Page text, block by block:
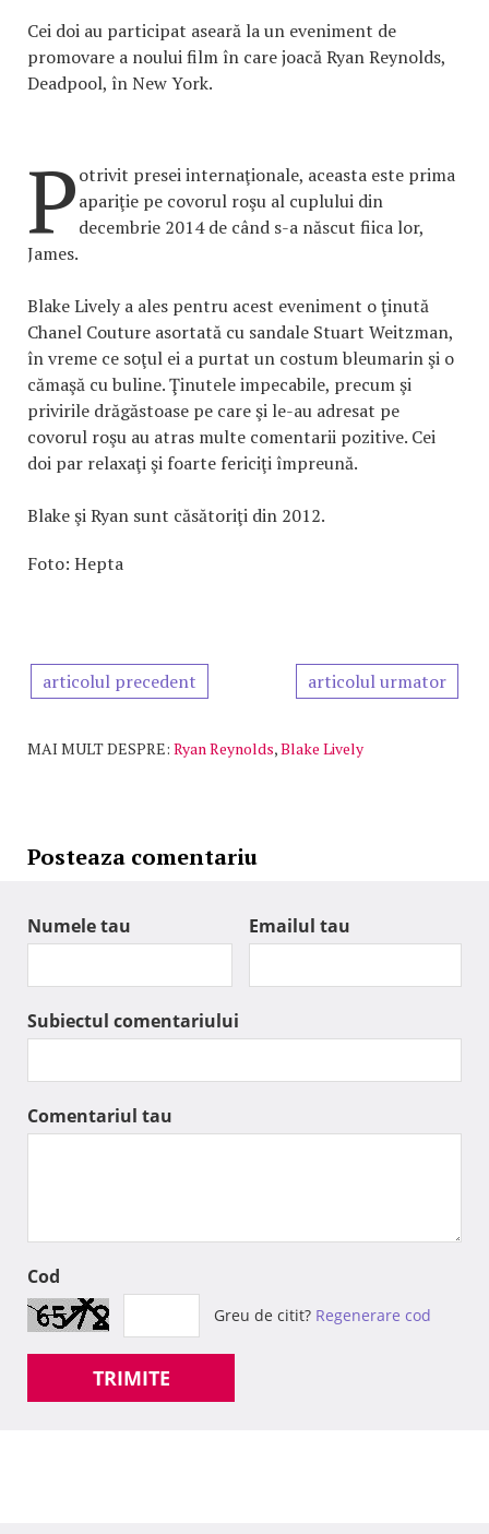
Cei doi au participat aseară la un eveniment de
promovare a noului film în care joacă Ryan Reynolds,
Deadpool, în New York.
Potrivit presei internaţionale, aceasta este prima
apariţie pe covorul roşu al cuplului din
decembrie 2014 de când s-a născut fiica lor,
James.
Blake Lively a ales pentru acest eveniment o ţinută
Chanel Couture asortată cu sandale Stuart Weitzman,
în vreme ce soţul ei a purtat un costum bleumarin şi o
cămaşă cu buline. Ţinutele impecabile, precum şi
privirile drăgăstoase pe care şi le-au adresat pe
covorul roşu au atras multe comentarii pozitive. Cei
doi par relaxaţi şi foarte fericiţi împreună.
Blake şi Ryan sunt căsătoriţi din 2012.
Foto: Hepta
articolul precedent articolul urmator
MAI MULT DESPRE: Ryan Reynolds,Blake Lively
Posteaza comentariu
Numele tau Emailul tau
Subiectul comentariului
Comentariul tau
Cod
Greu de citit? Regenerare cod
TRIMITE